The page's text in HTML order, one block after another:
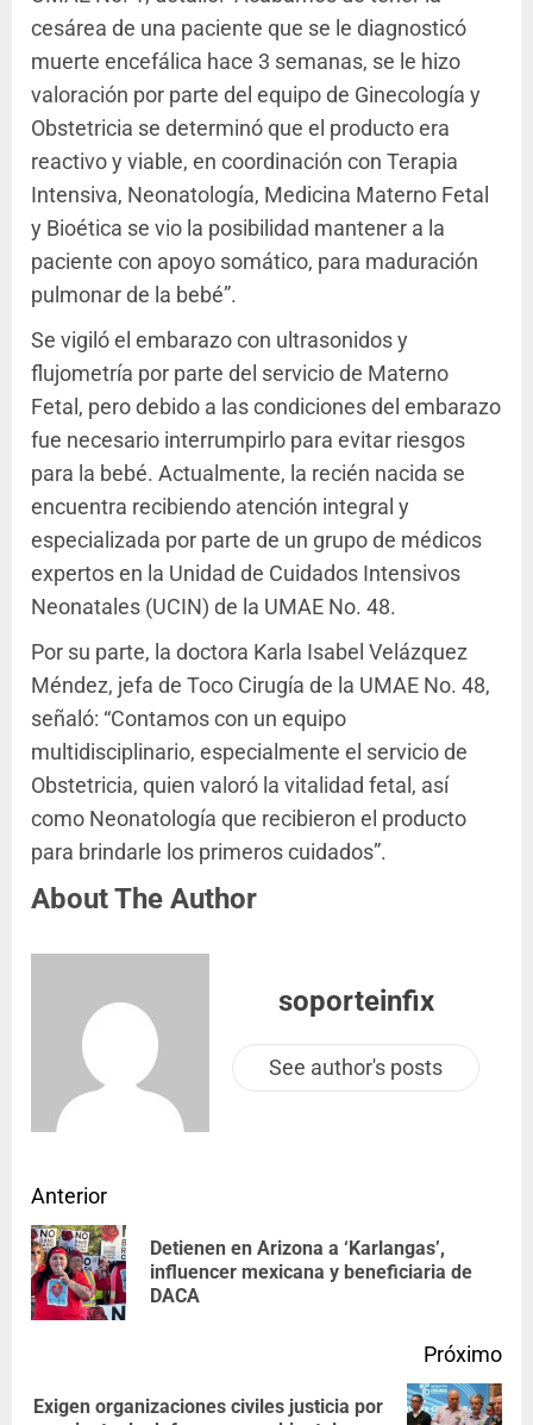
cesárea de una paciente que se le diagnosticó
muerte encefálica hace 3 semanas, se le hizo
valoración por parte del equipo de Ginecología y
Obstetricia se determinó que el producto era
reactivo y viable, en coordinación con Terapia
Intensiva, Neonatología, Medicina Materno Fetal
y Bioética se vio la posibilidad mantener a la
paciente con apoyo somático, para maduración
pulmonar de la bebé”.
Se vigiló el embarazo con ultrasonidos y
flujometría por parte del servicio de Materno
Fetal, pero debido a las condiciones del embarazo
fue necesario interrumpirlo para evitar riesgos
para la bebé. Actualmente, la recién nacida se
encuentra recibiendo atención integral y
especializada por parte de un grupo de médicos
expertos en la Unidad de Cuidados Intensivos
Neonatales (UCIN) de la UMAE No. 48.
Por su parte, la doctora Karla Isabel Velázquez
Méndez, jefa de Toco Cirugía de la UMAE No. 48,
señaló: “Contamos con un equipo
multidisciplinario, especialmente el servicio de
Obstetricia, quien valoró la vitalidad fetal, así
como Neonatología que recibieron el producto
para brindarle los primeros cuidados”.
About The Author
soporteinfix
See author's posts
Anterior
Detienen en Arizona a ‘Karlangas’,
influencer mexicana y beneficiaria de
DACA
Próximo
Exigen organizaciones civiles justicia por